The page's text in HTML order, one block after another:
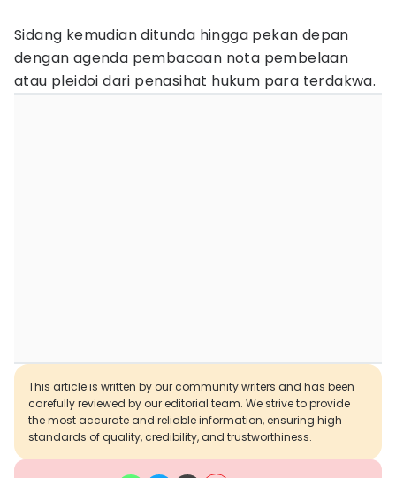
Sidang kemudian ditunda hingga pekan depan
dengan agenda pembacaan nota pembelaan
atau pleidoi dari penasihat hukum para terdakwa.
This article is written by our community writers and has been
carefully reviewed by our editorial team. We strive to provide
the most accurate and reliable information, ensuring high
standards of quality, credibility, and trustworthiness.